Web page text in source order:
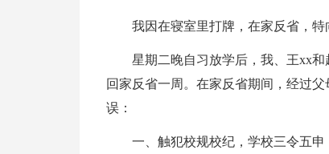
我因在寝室里打牌，在家反省，特
星期二晚自习放学后，我、王xx
回家反省一周。在家反省期间，经过
误：
一、触犯校规校纪，学校三令五申